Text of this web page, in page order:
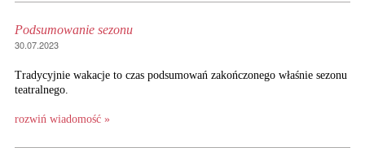
Podsumowanie sezonu
30.07.2023
Tradycyjnie wakacje to czas podsumowań zakończonego właśnie sezonu
teatralnego.
rozwiń wiadomość »